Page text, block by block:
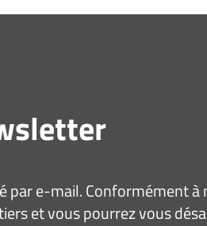
e-mail. Conformément
et vous pourrez vous